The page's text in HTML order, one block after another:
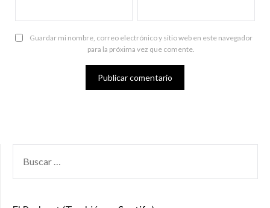
Guardar mi nombre, correo electrónico y sitio web en este navegador
para la próxima vez que comente.
POR: